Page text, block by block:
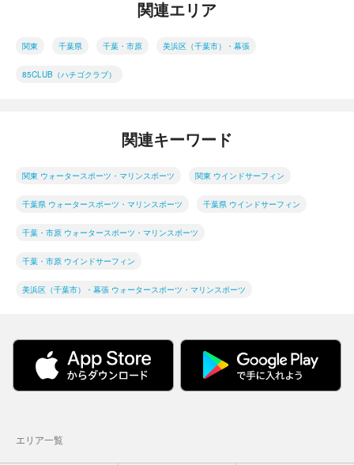
関連エリア
関東 千葉県 千葉・市原 美浜区（千葉市）・幕張
85CLUB（ハチゴクラブ）
関連キーワード
関東 ウォータースポーツ・マリンスポーツ 関東 ウインドサーフィン
千葉県 ウォータースポーツ・マリンスポーツ 千葉県 ウインドサーフィン
千葉・市原 ウォータースポーツ・マリンスポーツ
千葉・市原 ウインドサーフィン
美浜区（千葉市）・幕張 ウォータースポーツ・マリンスポーツ
エリア一覧